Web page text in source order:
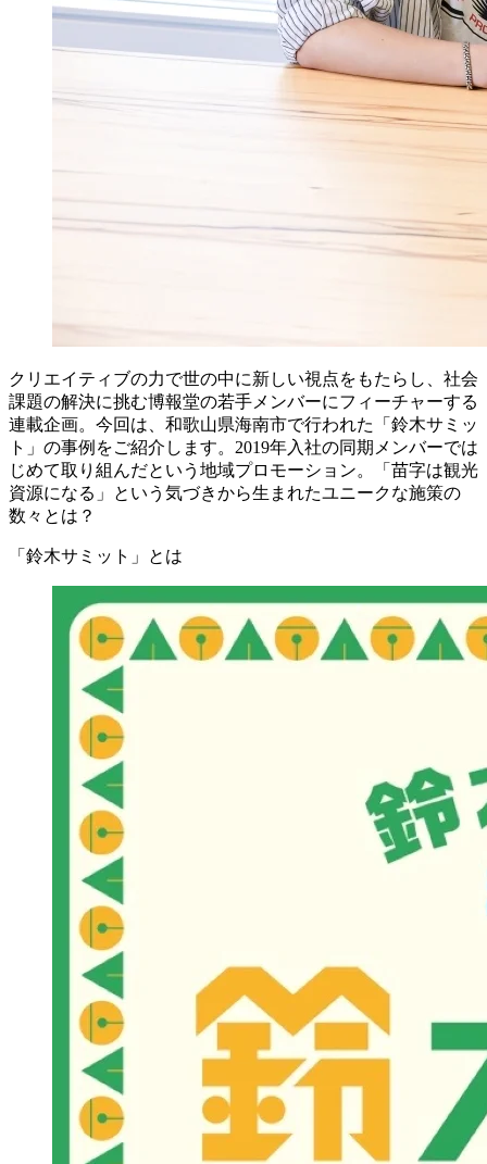
クリエイティブの力で世の中に新しい視点をもたらし、社会
課題の解決に挑む博報堂の若手メンバーにフィーチャーする
連載企画。今回は、和歌山県海南市で行われた「鈴木サミッ
ト」の事例をご紹介します。2019年入社の同期メンバーでは
じめて取り組んだという地域プロモーション。「苗字は観光
資源になる」という気づきから生まれたユニークな施策の
数々とは？
「鈴木サミット」とは